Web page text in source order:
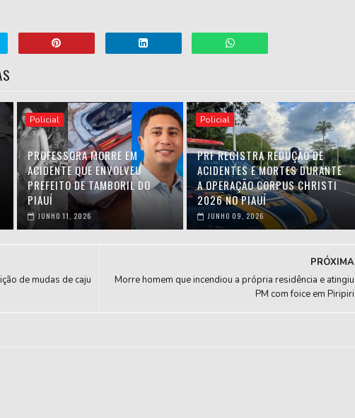
Policial
PROFESSORA MORRE EM
ACIDENTE QUE ENVOLVEU
PREFEITO DE TAMBORIL DO
PIAUÍ
JUNHO 11, 2026
Policial
PRF REGISTRA REDUÇÃO DE
ACIDENTES E MORTES DURANTE
A OPERAÇÃO CORPUS CHRISTI
2026 NO PIAUÍ
JUNHO 09, 2026
PRÓXIMA
Morre homem que incendiou a própria residência e atingiu
PM com foice em Piripiri
de mudas de caju